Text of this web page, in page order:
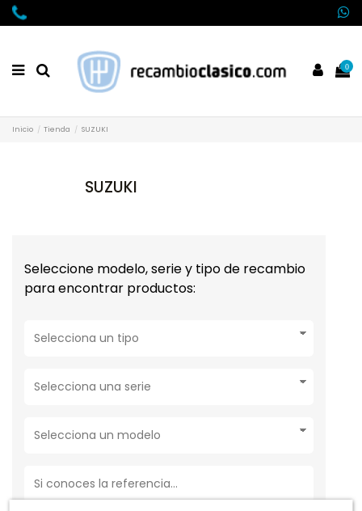
0
Inicio Tienda SUZUKI
SUZUKI
Seleccione modelo, serie y tipo de recambio
para encontrar productos: